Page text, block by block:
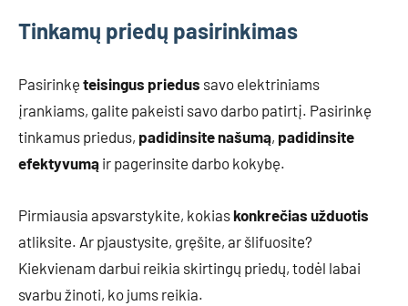
Tinkamų priedų pasirinkimas
Pasirinkę teisingus priedus savo elektriniams
įrankiams, galite pakeisti savo darbo patirtį. Pasirinkę
tinkamus priedus, padidinsite našumą, padidinsite
efektyvumą ir pagerinsite darbo kokybę.
Pirmiausia apsvarstykite, kokiaskonkrečias užduotis
atliksite. Ar pjaustysite, gręšite, ar šlifuosite?
Kiekvienam darbui reikia skirtingų priedų, todėl labai
svarbu žinoti, ko jums reikia.